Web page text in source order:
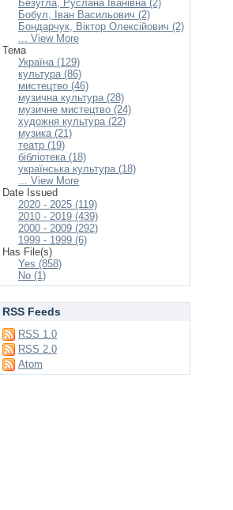
Безугла, Руслана Іванівна (2)
Бобул, Іван Васильович (2)
Бондарчук, Віктор Олексійович (2)
... View More
Тема
Україна (129)
культура (86)
мистецтво (46)
музична культура (28)
музичне мистецтво (24)
художня культура (22)
музика (21)
театр (19)
бібліотека (18)
українська культура (18)
... View More
Date Issued
2020 - 2025 (119)
2010 - 2019 (439)
2000 - 2009 (292)
1999 - 1999 (6)
Has File(s)
Yes (858)
No (1)
RSS Feeds
RSS 1.0
RSS 2.0
Atom